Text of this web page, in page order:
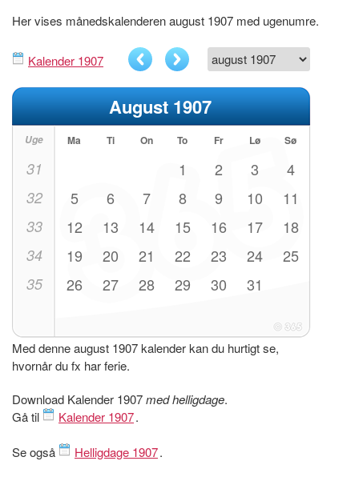
Her vises månedskalenderen august 1907 med ugenumre.
Kalender 1907
August 1907
Uge Ma Ti On To Fr Lø Sø
31 1 2 3 4
32 5 6 7 8 9 10 11
33 12 13 14 15 16 17 18
34 19 20 21 22 23 24 25
35 26 27 28 29 30 31
Med denne august 1907 kalender kan du hurtigt se,
hvornår du fx har ferie.
Download Kalender 1907med helligdage.
Gå til
Kalender 1907.
Se også Helligdage 1907.